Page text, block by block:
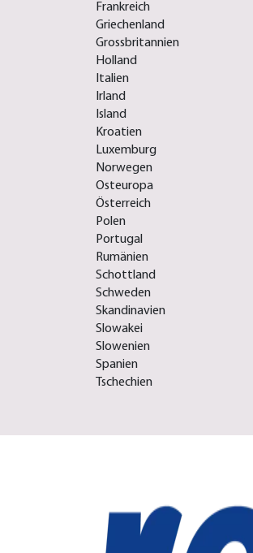
Frankreich
Griechenland
Grossbritannien
Holland
Italien
Irland
Island
Kroatien
Luxemburg
Norwegen
Osteuropa
Österreich
Polen
Portugal
Rumänien
Schottland
Schweden
Skandinavien
Slowakei
Slowenien
Spanien
Tschechien